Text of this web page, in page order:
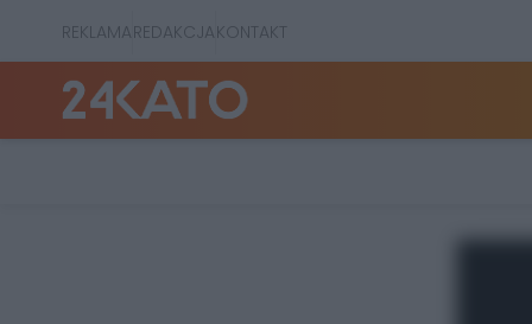
REKLAMAREDAKCJAKONTAKT